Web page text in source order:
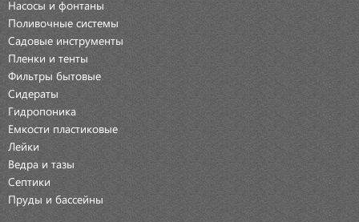
Насосы и фонтаны
Поливочные системы
Садовые инструменты
Пленки и тенты
Фильтры бытовые
Сидераты
Гидропоника
Емкости пластиковые
Лейки
Ведра и тазы
Септики
Пруды и бассейны